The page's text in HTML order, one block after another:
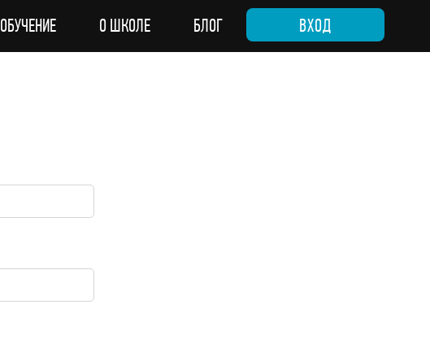
ОБУЧЕНИЕ О ШКОЛЕ БЛОГ ВХОД